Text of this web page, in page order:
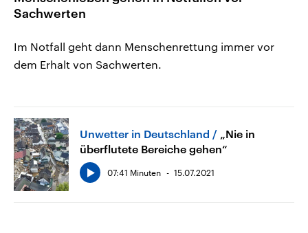
Sachwerten
Im Notfall geht dann Menschenrettung immer vor
dem Erhalt von Sachwerten.
Unwetter in Deutschland
„Nie in
überflutete Bereiche gehen“
07:41 Minuten 15.07.2021